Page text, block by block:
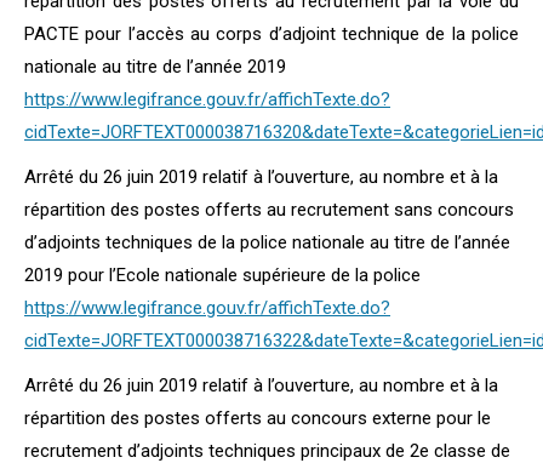
PACTE pour l’accès au corps d’adjoint technique de la police
nationale au titre de l’année 2019
https://www.legifrance.gouv.fr/affichTexte.do?
Arrêté du 26 juin 2019 relatif à l’ouverture, au nombre et à la
répartition des postes offerts au recrutement sans concours
d’adjoints techniques de la police nationale au titre de l’année
2019 pour l’Ecole nationale supérieure de la police
https://www.legifrance.gouv.fr/affichTexte.do?
Arrêté du 26 juin 2019 relatif à l’ouverture, au nombre et à la
répartition des postes offerts au concours externe pour le
recrutement d’adjoints techniques principaux de 2e classe de